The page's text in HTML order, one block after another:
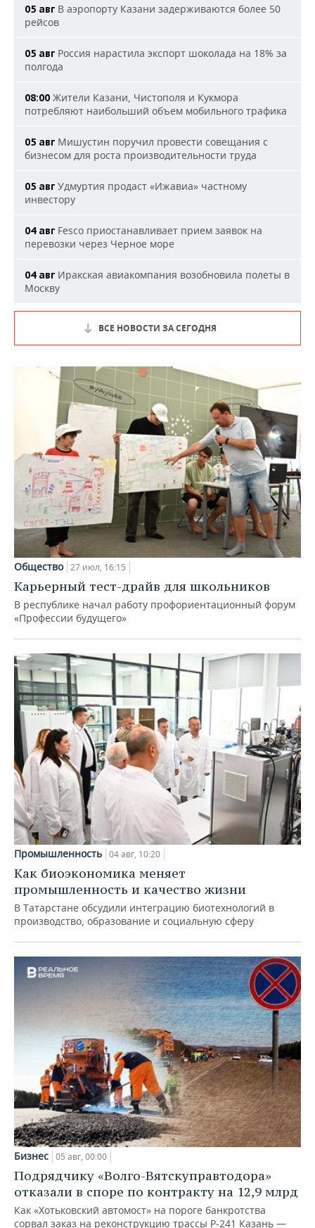
05 авг В аэропорту Казани задерживаются более 50
рейсов
05 авг Россия нарастила экспорт шоколада на 18% за
полгода
08:00 Жители Казани, Чистополя и Кукмора
потребляют наибольший объем мобильного трафика
05 авг Мишустин поручил провести совещания с
бизнесом для роста производительности труда
05 авг Удмуртия продаст «Ижавиа» частному
инвестору
04 авг Fesco приостанавливает прием заявок на
перевозки через Черное море
04 авг Иракская авиакомпания возобновила полеты в
Москву
ВСЕ НОВОСТИ ЗА СЕГОДНЯ
Общество 27 июл, 16:15
Карьерный тест-драйв для школьников
В республике начал работу профориентационный форум
«Профессии будущего»
Промышленность 04 авг, 10:20
Как биоэкономика меняет
промышленность и качество жизни
В Татарстане обсудили интеграцию биотехнологий в
производство, образование и социальную сферу
Бизнес 05 авг, 00:00
Подрядчику «Волго-Вятскуправтодора»
отказали в споре по контракту на 12,9 млрд
Как «Хотьковский автомост» на пороге банкротства
сорвал заказ на реконструкцию трассы Р‑241 Казань —